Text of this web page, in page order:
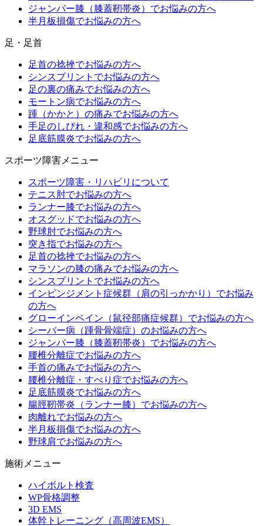
ジャンパー膝（膝蓋靭帯炎）でお悩みの方へ
半月板損傷でお悩みの方へ
足・足首
足首の捻挫でお悩みの方へ
シンスプリントでお悩みの方へ
足の裏の痛みでお悩みの方へ
モートン病でお悩みの方へ
踵（かかと）の痛みでお悩みの方へ
手足のしびれ・違和感でお悩みの方へ
足底筋膜炎でお悩みの方へ
スポーツ障害メニュー
スポーツ障害・リハビリについて
テニス肘でお悩みの方へ
ランナー膝でお悩みの方へ
オスグッドでお悩みの方へ
野球肘でお悩みの方へ
突き指でお悩みの方へ
足首の捻挫でお悩みの方へ
マラソンの膝の痛みでお悩みの方へ
シンスプリントでお悩みの方へ
インピンジメント症候群（肩の引っかかり）でお悩み
の方へ
グローインペイン（鼠径部痛症候群）でお悩みの方へ
シーバー病（踵骨骨端症）のお悩みの方へ
ジャンパー膝（膝蓋靭帯炎）でお悩みの方へ
腰椎分離症でお悩みの方へ
手首の痛みでお悩みの方へ
腰椎分離症・すべり症でお悩みの方へ
足底筋膜炎でお悩みの方へ
腸脛靭帯炎（ランナー膝）でお悩みの方へ
肉離れでお悩みの方へ
半月板損傷でお悩みの方へ
野球肩でお悩みの方へ
施術メニュー
ハイボルト検査
WP骨格調整
3D EMS
体幹トレーニング（高周波EMS）